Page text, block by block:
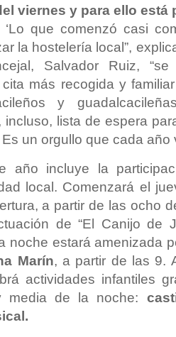
viernes y para ello está
‘Lo que comenzó casi
la hostelería local”,
Salvador Ruiz,
más recogida y
y
incluso, lista de espera
un orgullo que cada año
año incluye la
local. Comenzará el
a partir de las ocho
de “El Canijo de
noche estará amenizada
Marín, a partir de las 9.
actividades infantiles
de la noche: